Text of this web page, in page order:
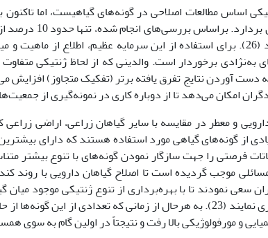
اساس مطالعات اصلاحی در گونه‌های گیاهیست، اما
وسیع آن
گرفته‌اند (26). برای استفاده از این سرمایه عظیم، اطلاع از
به‌نژادی برخوردار است. والدینی که از لحاظ ژنتیکی
دست آوردن نتایج تفرق یافته برتر (تفکیک متجاوز)
امکان می‌دهد تا از دوباره کاری در نمونه‌گیری از جمعیت‌ها
و معطر در مقایسه با سایر گیاهان زراعی، اراضی
از گونه‌های گیاهی مورد استفاده هستند که دارای
فرصتی را جهت سازگار نمودن گونه‌های با تنوع بیشتر
سعی نمودند تا با بهره‌برداری از تنوع ژنتیکی موجود میان
هدف‌گیری نمایند (23). به هرحال از زمانی که تعدادی
و مورفولوژیکی بالا رفت و نتیجتاً در اولین گام به سوی